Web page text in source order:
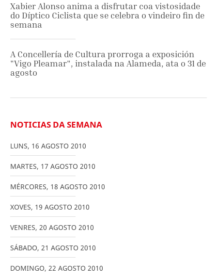
Xabier Alonso anima a disfrutar coa vistosidade
do Díptico Ciclista que se celebra o vindeiro fin de
semana
A Concellería de Cultura prorroga a exposición
"Vigo Pleamar", instalada na Alameda, ata o 31 de
agosto
NOTICIAS DA SEMANA
LUNS, 16 AGOSTO 2010
MARTES, 17 AGOSTO 2010
MÉRCORES, 18 AGOSTO 2010
XOVES, 19 AGOSTO 2010
VENRES, 20 AGOSTO 2010
SÁBADO, 21 AGOSTO 2010
DOMINGO, 22 AGOSTO 2010